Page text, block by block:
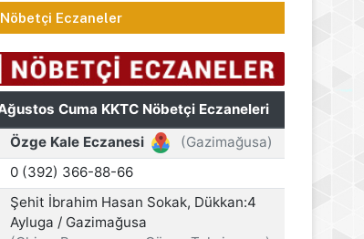
Nöbetçi Eczaneler